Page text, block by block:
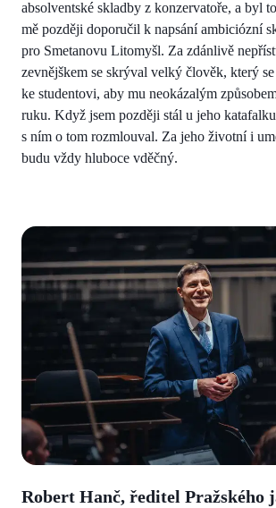
absolventské skladby z konzervatoře, a byl
mě později doporučil k napsání ambiciózní
pro Smetanovu Litomyšl. Za zdánlivě
zevnějškem se skrýval velký člověk, který
ke studentovi, aby mu neokázalým
ruku. Když jsem později stál u jeho
s ním o tom rozmlouval. Za jeho životní i
budu vždy hluboce vděčný.
Robert Hanč, ředitel Pražského